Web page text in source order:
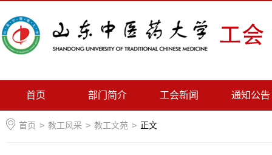
首页 部门简介 工会新闻 通知公告
首页 > 教工风采 > 教工文苑 > 正文